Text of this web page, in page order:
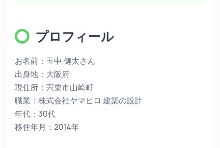
プロフィール
お名前：玉中 健太さん
出身地：大阪府
現住所：宍粟市山崎町
職業：株式会社ヤマヒロ 建築の設計
年代：30代
移住年月：2014年